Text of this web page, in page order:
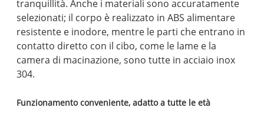
tranquillità. Anche i materiali sono accuratamente
selezionati; il corpo è realizzato in ABS alimentare
resistente e inodore, mentre le parti che entrano in
contatto diretto con il cibo, come le lame e la
camera di macinazione, sono tutte in acciaio inox
304.
Funzionamento conveniente, adatto a tutte le età